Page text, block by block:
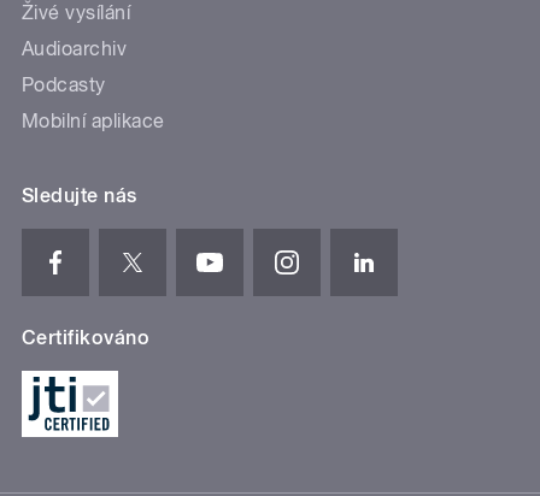
Živé vysílání
Audioarchiv
Podcasty
Mobilní aplikace
Sledujte nás
Certifikováno